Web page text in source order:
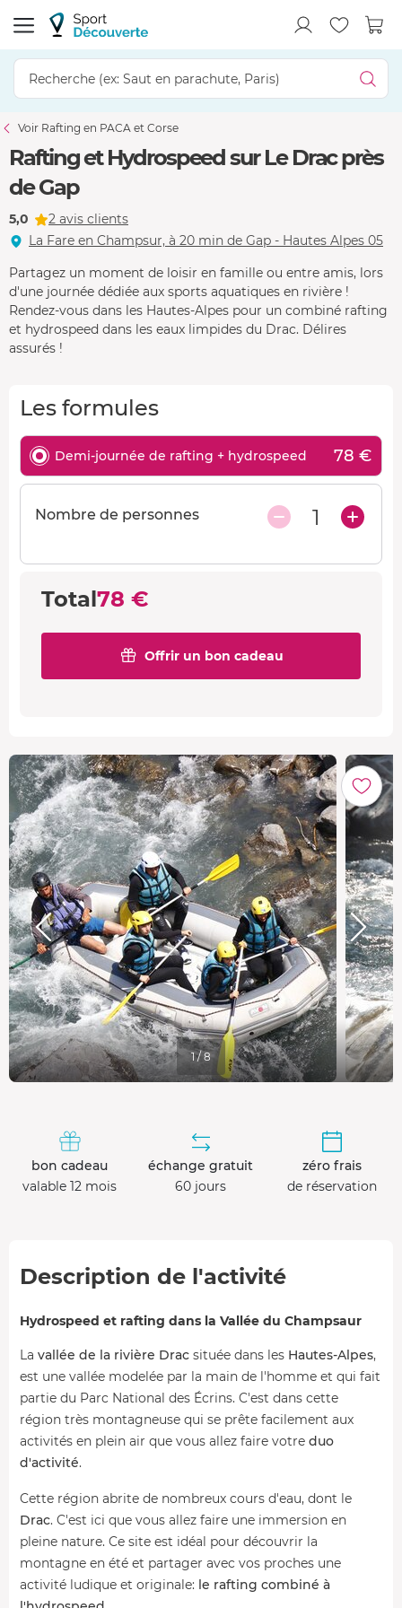
Voir Rafting en PACA et Corse
Rafting et Hydrospeed sur Le Drac près
de Gap
5,0
2 avis clients
La Fare en Champsur, à 20 min de Gap - Hautes Alpes 05
Partagez un moment de loisir en famille ou entre amis, lors
d'une journée dédiée aux sports aquatiques en rivière !
Rendez-vous dans les Hautes-Alpes pour un combiné rafting
et hydrospeed dans les eaux limpides du Drac. Délires
assurés !
Les formules
Demi-journée de rafting + hydrospeed 78 €
Nombre de personnes 1
Total78 €
Offrir un bon cadeau
1 / 8
bon cadeau
valable 12 mois
échange gratuit
60 jours
zéro frais
de réservation
Description de l'activité
Hydrospeed et rafting dans la Vallée du Champsaur
La vallée de la rivière Drac située dans les Hautes-Alpes,
est une vallée modelée par la main de l'homme et qui fait
partie du Parc National des Écrins. C'est dans cette
région très montagneuse qui se prête facilement aux
activités en plein air que vous allez faire votre duo
d'activité.
Cette région abrite de nombreux cours d'eau, dont le
Drac. C'est ici que vous allez faire une immersion en
pleine nature. Ce site est idéal pour découvrir la
montagne en été et partager avec vos proches une
activité ludique et originale: le rafting combiné à